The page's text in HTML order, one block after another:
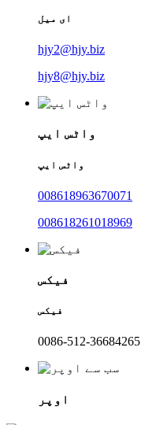
ای میل
hjy2@hjy.biz
hjy8@hjy.biz
واٹس ایپ
واٹس ایپ
008618963670071
008618261018969
فیکس
فیکس
0086-512-36684265
اوپر